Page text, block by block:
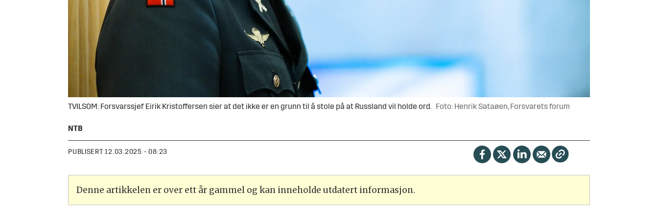
TVILSOM: Forsvarssjef Eirik Kristoffersen sier at det ikke er en grunn til å stole på at Russland vil holde ord. Foto: Henrik Sataøen, Forsvarets forum
NTB
PUBLISERT 12.03.2025 - 08:23
Denne artikkelen er over ett år gammel og kan inneholde utdatert informasjon.